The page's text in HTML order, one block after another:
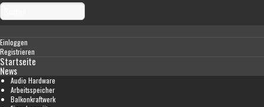
Einloggen
Registrieren
Startseite
News
Audio Hardware
Arbeitsspeicher
Balkonkraftwerk